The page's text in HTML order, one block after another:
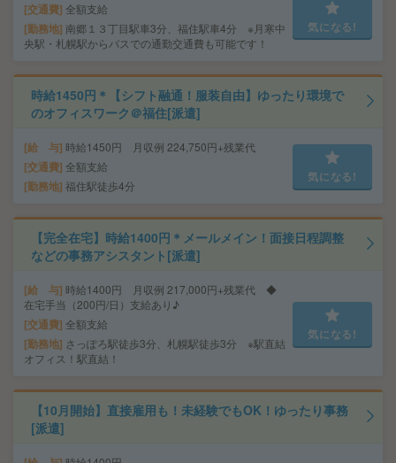
交通費 全額支給
勤務地 南郷１３丁目駅車3分、福住駅車4分 ※月寒中
央駅・札幌駅からバスでの通勤交通費も可能です！
気になる!
時給1450円＊【シフト融通！服装自由】ゆったり環境で
のオフィスワーク＠福住[派遣]
給 与 時給1450円 月収例 224,750円+残業代
交通費 全額支給
勤務地 福住駅徒歩4分
気になる!
【完全在宅】時給1400円＊メールメイン！面接日程調整
などの事務アシスタント[派遣]
給 与 時給1400円 月収例 217,000円+残業代 ◆
在宅手当（200円/日）支給あり♪
交通費 全額支給
勤務地 さっぽろ駅徒歩3分、札幌駅徒歩3分 ※駅直結
オフィス！駅直結！
気になる!
【10月開始】直接雇用も！未経験でもOK！ゆったり事務
[派遣]